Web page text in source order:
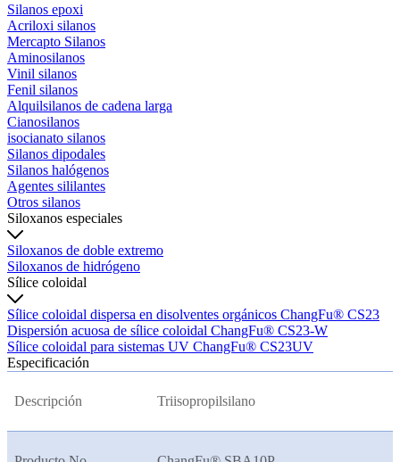
Silanos epoxi
Acriloxi silanos
Mercapto Silanos
Aminosilanos
Vinil silanos
Fenil silanos
Alquilsilanos de cadena larga
Cianosilanos
isocianato silanos
Silanos dipodales
Silanos halógenos
Agentes sililantes
Otros silanos
Siloxanos especiales
Siloxanos de doble extremo
Siloxanos de hidrógeno
Sílice coloidal
Sílice coloidal dispersa en disolventes orgánicos ChangFu® CS23
Dispersión acuosa de sílice coloidal ChangFu® CS23-W
Sílice coloidal para sistemas UV ChangFu® CS23UV
Especificación
Descripción Triisopropilsilano